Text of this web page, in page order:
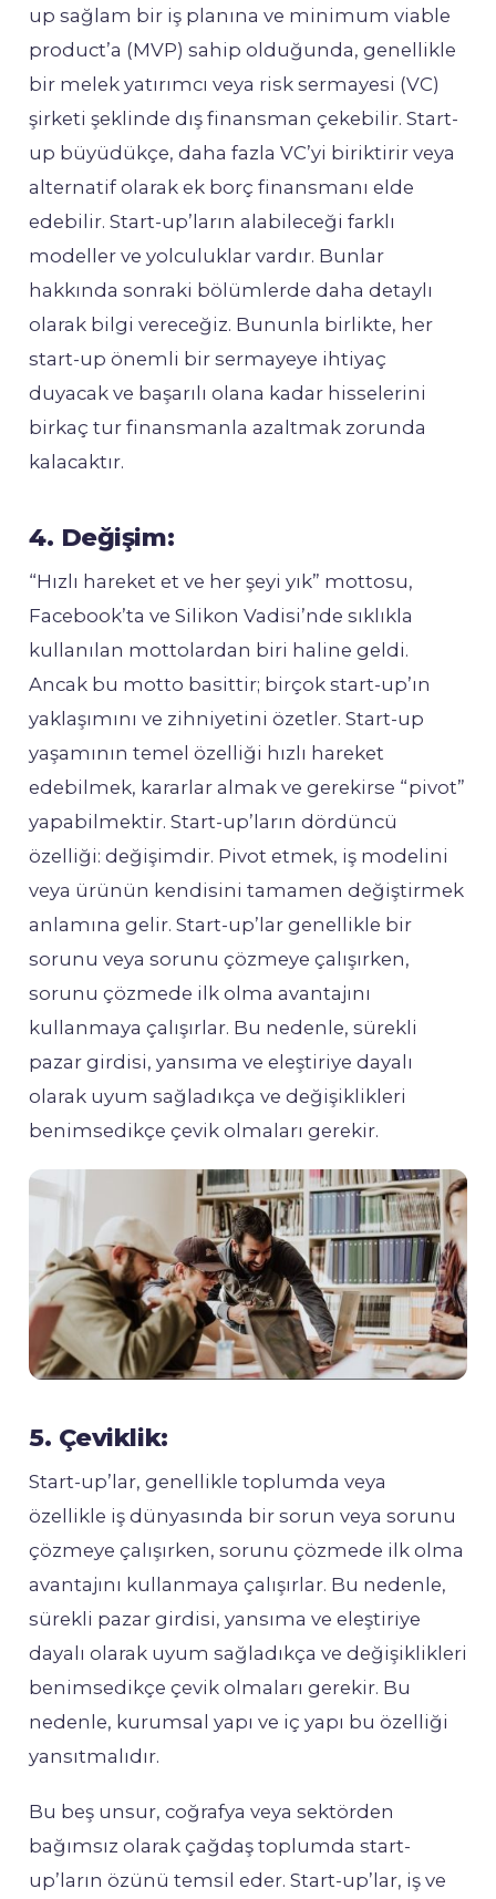
up sağlam bir iş planına ve minimum viable
product’a (MVP) sahip olduğunda, genellikle
bir melek yatırımcı veya risk sermayesi (VC)
şirketi şeklinde dış finansman çekebilir. Start-
up büyüdükçe, daha fazla VC’yi biriktirir veya
alternatif olarak ek borç finansmanı elde
edebilir. Start-up’ların alabileceği farklı
modeller ve yolculuklar vardır. Bunlar
hakkında sonraki bölümlerde daha detaylı
olarak bilgi vereceğiz. Bununla birlikte, her
start-up önemli bir sermayeye ihtiyaç
duyacak ve başarılı olana kadar hisselerini
birkaç tur finansmanla azaltmak zorunda
kalacaktır.
4. Değişim:
“Hızlı hareket et ve her şeyi yık” mottosu,
Facebook’ta ve Silikon Vadisi’nde sıklıkla
kullanılan mottolardan biri haline geldi.
Ancak bu motto basittir; birçok start-up’ın
yaklaşımını ve zihniyetini özetler. Start-up
yaşamının temel özelliği hızlı hareket
edebilmek, kararlar almak ve gerekirse “pivot”
yapabilmektir. Start-up’ların dördüncü
özelliği: değişimdir. Pivot etmek, iş modelini
veya ürünün kendisini tamamen değiştirmek
anlamına gelir. Start-up’lar genellikle bir
sorunu veya sorunu çözmeye çalışırken,
sorunu çözmede ilk olma avantajını
kullanmaya çalışırlar. Bu nedenle, sürekli
pazar girdisi, yansıma ve eleştiriye dayalı
olarak uyum sağladıkça ve değişiklikleri
benimsedikçe çevik olmaları gerekir.
5. Çeviklik:
Start-up’lar, genellikle toplumda veya
özellikle iş dünyasında bir sorun veya sorunu
çözmeye çalışırken, sorunu çözmede ilk olma
avantajını kullanmaya çalışırlar. Bu nedenle,
sürekli pazar girdisi, yansıma ve eleştiriye
dayalı olarak uyum sağladıkça ve değişiklikleri
benimsedikçe çevik olmaları gerekir. Bu
nedenle, kurumsal yapı ve iç yapı bu özelliği
yansıtmalıdır.
Bu beş unsur, coğrafya veya sektörden
bağımsız olarak çağdaş toplumda start-
up’ların özünü temsil eder. Start-up’lar, iş ve